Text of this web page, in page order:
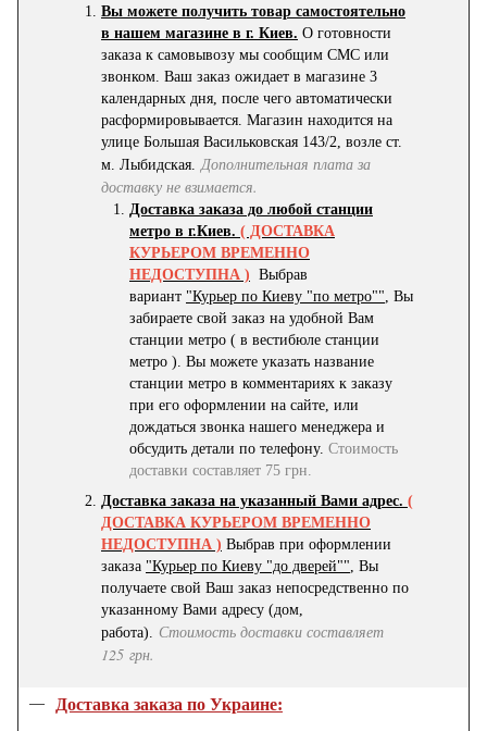
Вы можете получить товар самостоятельно
в нашем магазине в г. Киев. О готовности
заказа к самовывозу мы сообщим СМС или
звонком. Ваш заказ ожидает в магазине 3
календарных дня, после чего автоматически
расформировывается. Магазин находится на
улице Большая Васильковская 143/2, возле ст.
м. Лыбидская.
Дополнительная плата за
доставку не взимается.
Доставка заказа до любой станции
метро в г.Киев. ( ДОСТАВКА
КУРЬЕРОМ ВРЕМЕННО
НЕДОСТУПНА ) Выбрав
вариант "Курьер по Киеву "по метро"" , Вы
забираете свой заказ на удобной Вам
станции метро ( в вестибюле станции
метро ). Вы можете указать название
станции метро в комментариях к заказу
при его оформлении на сайте, или
дождаться звонка нашего менеджера и
обсудить детали по телефону. Стоимость
доставки составляет 75 грн.
Доставка заказа на указанный Вами адрес. (
ДОСТАВКА КУРЬЕРОМ ВРЕМЕННО
НЕДОСТУПНА ) Выбрав при оформлении
заказа "Курьер по Киеву "до дверей"" , Вы
получаете свой Ваш заказ непосредственно по
указанному Вами адресу (дом,
работа).
Стоимость доставки составляет
125 грн.
Доставка заказа по Украине: